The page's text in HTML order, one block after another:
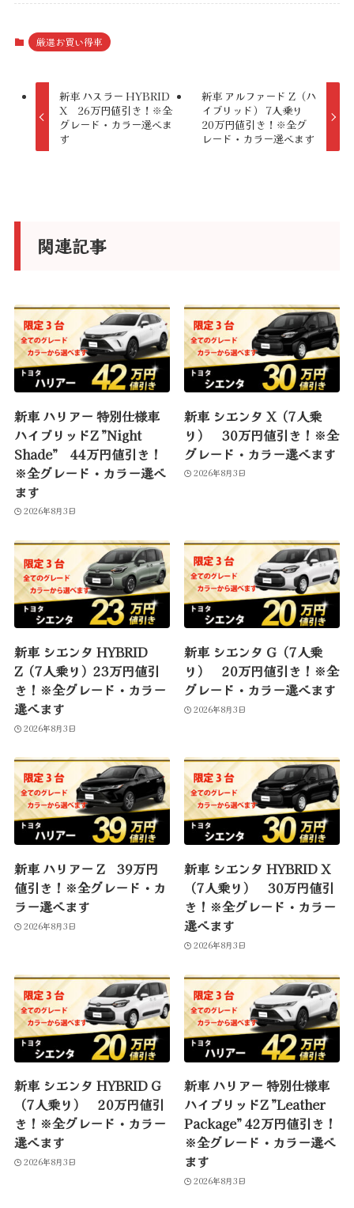
t
:
厳選お買い得車
新車 ハスラー HYBRID
X 26万円値引き！※全
グレード・カラー選べま
す
新車 アルファード Z（ハ
イブリッド） 7人乗り
20万円値引き！※全グ
レード・カラー選べます
関連記事
新車 ハリアー 特別仕様車
ハイブリッドZ ”Night
Shade” 44万円値引き！
※全グレード・カラー選べ
ます
2026年8月3日
新車 シエンタ X（7人乗
り） 30万円値引き！※全
グレード・カラー選べます
2026年8月3日
新車 シエンタ HYBRID
Z（7人乗り）23万円値引
き！※全グレード・カラー
選べます
2026年8月3日
新車 シエンタ G（7人乗
り） 20万円値引き！※全
グレード・カラー選べます
2026年8月3日
新車 ハリアー Z 39万円
値引き！※全グレード・カ
ラー選べます
2026年8月3日
新車 シエンタ HYBRID X
（7人乗り） 30万円値引
き！※全グレード・カラー
選べます
2026年8月3日
新車 シエンタ HYBRID G
（7人乗り） 20万円値引
き！※全グレード・カラー
選べます
2026年8月3日
新車 ハリアー 特別仕様車
ハイブリッドZ ”Leather
Package” 42万円値引き！
※全グレード・カラー選べ
ます
2026年8月3日